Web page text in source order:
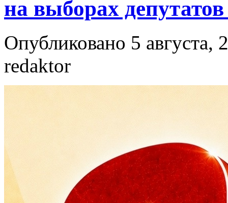
на выборах
Опубликовано 5 августа,
redaktor